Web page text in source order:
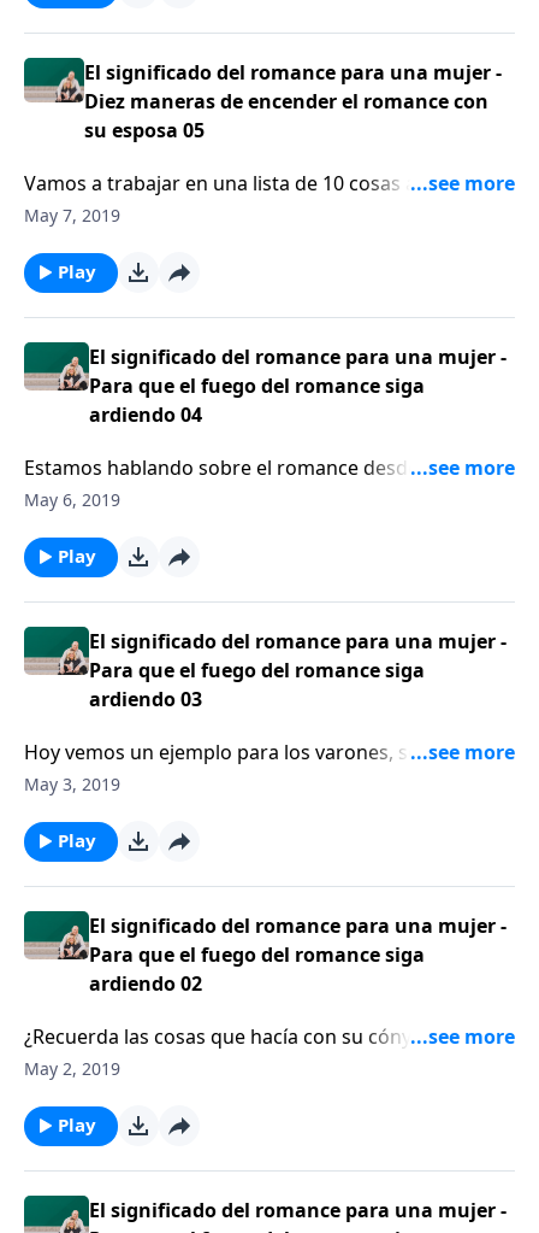
El significado del romance para una mujer -
Diez maneras de encender el romance con
su esposa 05
Vamos a trabajar en una lista de 10 cosas acerca del
tema del romance y qué es lo que comunica romance
May 7, 2019
Play
El significado del romance para una mujer -
Para que el fuego del romance siga
ardiendo 04
Estamos hablando sobre el romance desde el punto
de vista de la mujer. La relación, el compromiso,
es lo que define el romance, eso es lo que hace
florecer la relación.
May 6, 2019
Play
El significado del romance para una mujer -
Para que el fuego del romance siga
ardiendo 03
Hoy vemos un ejemplo para los varones, sobre cómo
expresar su amor y devoción para su cónyuge. Los
sobre el tema del romance
May 3, 2019
Play
El significado del romance para una mujer -
Para que el fuego del romance siga
ardiendo 02
¿Recuerda las cosas que hacía con su cónyuge
cuando eran novios? En esta serie estamos hablando
May 2, 2019
Play
El significado del romance para una mujer -